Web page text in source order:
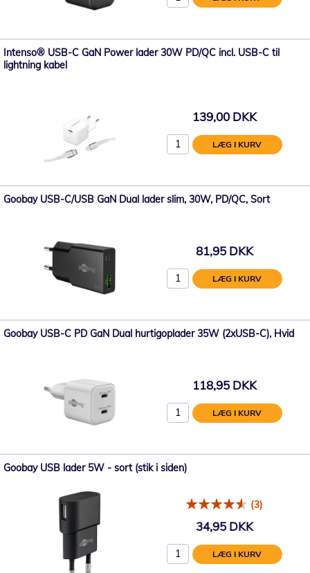
Intenso® USB-C GaN Power lader 30W PD/QC incl. USB-C til
lightning kabel
139,00 DKK
LÆG I KURV
Goobay USB-C/USB GaN Dual lader slim, 30W, PD/QC, Sort
81,95 DKK
LÆG I KURV
Goobay USB-C PD GaN Dual hurtigoplader 35W (2xUSB-C), Hvid
118,95 DKK
LÆG I KURV
Goobay USB lader 5W - sort (stik i siden)
(3)
34,95 DKK
LÆG I KURV